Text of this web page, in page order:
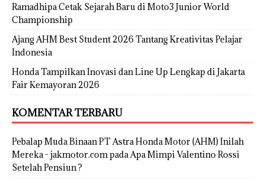
Ramadhipa Cetak Sejarah Baru di Moto3 Junior World
Championship
Ajang AHM Best Student 2026 Tantang Kreativitas Pelajar
Indonesia
Honda Tampilkan Inovasi dan Line Up Lengkap di Jakarta
Fair Kemayoran 2026
KOMENTAR TERBARU
Pebalap Muda Binaan PT Astra Honda Motor (AHM) Inilah
Mereka - jakmotor.compada Apa Mimpi Valentino Rossi
Setelah Pensiun ?